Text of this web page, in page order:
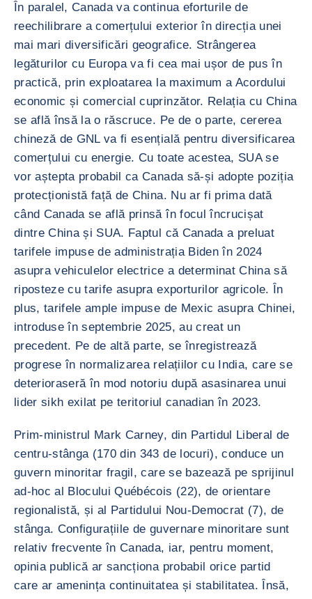
În paralel, Canada va continua eforturile de
reechilibrare a comerțului exterior în direcția unei
mai mari diversificări geografice. Strângerea
legăturilor cu Europa va fi cea mai ușor de pus în
practică, prin exploatarea la maximum a Acordului
economic și comercial cuprinzător. Relația cu China
se află însă la o răscruce. Pe de o parte, cererea
chineză de GNL va fi esențială pentru diversificarea
comerțului cu energie. Cu toate acestea, SUA se
vor aștepta probabil ca Canada să-și adopte poziția
protecționistă față de China. Nu ar fi prima dată
când Canada se află prinsă în focul încrucișat
dintre China și SUA. Faptul că Canada a preluat
tarifele impuse de administrația Biden în 2024
asupra vehiculelor electrice a determinat China să
riposteze cu tarife asupra exporturilor agricole. În
plus, tarifele ample impuse de Mexic asupra Chinei,
introduse în septembrie 2025, au creat un
precedent. Pe de altă parte, se înregistrează
progrese în normalizarea relațiilor cu India, care se
deterioraseră în mod notoriu după asasinarea unui
lider sikh exilat pe teritoriul canadian în 2023.
Prim-ministrul Mark Carney, din Partidul Liberal de
centru-stânga (170 din 343 de locuri), conduce un
guvern minoritar fragil, care se bazează pe sprijinul
ad-hoc al Blocului Québécois (22), de orientare
regionalistă, și al Partidului Nou-Democrat (7), de
stânga. Configurațiile de guvernare minoritare sunt
relativ frecvente în Canada, iar, pentru moment,
opinia publică ar sancționa probabil orice partid
care ar amenința continuitatea și stabilitatea. Însă,